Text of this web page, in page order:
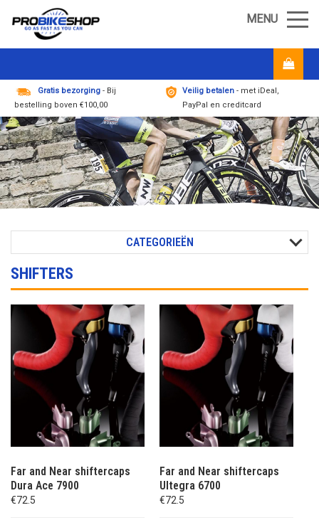
MENU
Gratis bezorging - Bij
bestelling boven €100,00
Veilig betalen - met iDeal,
PayPal en creditcard
CATEGORIEËN
SHIFTERS
Far and Near shiftercaps
Dura Ace 7900
€72.5
Far and Near shiftercaps
Ultegra 6700
€72.5